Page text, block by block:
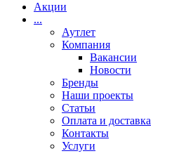
Акции
...
Аутлет
Компания
Вакансии
Новости
Бренды
Наши проекты
Статьи
Оплата и доставка
Контакты
Услуги